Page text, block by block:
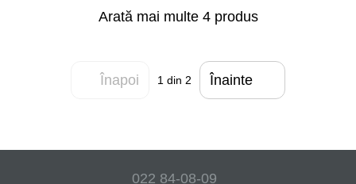
Arată mai multe 4 produs
Înapoi 1 din 2 Înainte
022 84-08-09